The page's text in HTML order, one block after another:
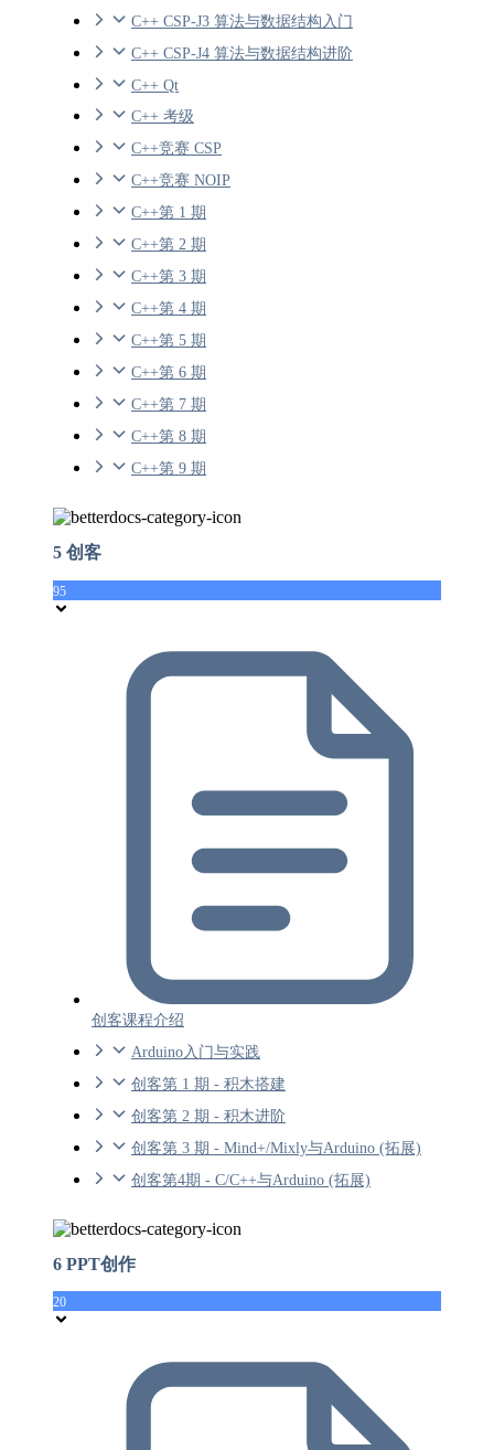
C++ CSP-J3 算法与数据结构入门
C++ CSP-J4 算法与数据结构进阶
C++ Qt
C++ 考级
C++竞赛 CSP
C++竞赛 NOIP
C++第 1 期
C++第 2 期
C++第 3 期
C++第 4 期
C++第 5 期
C++第 6 期
C++第 7 期
C++第 8 期
C++第 9 期
5 创客
95
创客课程介绍
Arduino入门与实践
创客第 1 期 - 积木搭建
创客第 2 期 - 积木进阶
创客第 3 期 - Mind+/Mixly与Arduino (拓展)
创客第4期 - C/C++与Arduino (拓展)
6 PPT创作
20